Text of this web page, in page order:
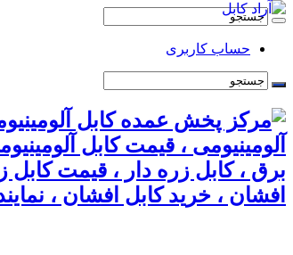
حساب کاربری
آلومینیومی ، قیمت کابل
برق ، کابل زره دار ، قیمت
افشان ، خرید کابل افشان ،